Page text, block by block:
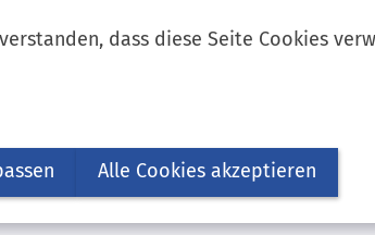
dass diese Seite Cookies
Alle Cookies akzeptieren